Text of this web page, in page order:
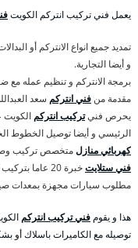
يعمل فني تركيب انتركم الكويت
تمديد جميع انواع الانتركم أو
و أيضا التجارية.
برمجة الانتركم و تنظيم عمله مع
مقدمة من فني انتركم سعد
يحرص فنيتركيب انتركم الكويت
الرئيسي و أيضا توصيل الخطوط
كهربائي منازلمتخصص تركيب
فني ستلايتخبرة 20 عاما بتركيب الانتركم .
مطلوب سيارات مجهزة بمعدات
هذا و يقوم فني تركيب انتركم
توصيله مع الكاميرات باسلاك أو